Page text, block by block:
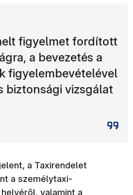
figyelmet fordított
a bevezetés a
figyelembevételével
biztonsági vizsgálat
a Taxirendelet
a személytaxi-
valamint a